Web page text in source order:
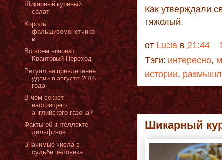
Как утверждали
тяжелый.
от Lucia в 21:44
Тэги: интересно,
истории,
Шикарный
Шикарный куриный
салат
Король
фальшивомонетчико
в
Во всем виноват
Квантовый Переход
Ритуал на привлечение
удачи в августе 2016
года
В чем секрет
настоящего
английского газона?
Факты об интеллекте
дельфинов
Значимые числа в
судьбе человека